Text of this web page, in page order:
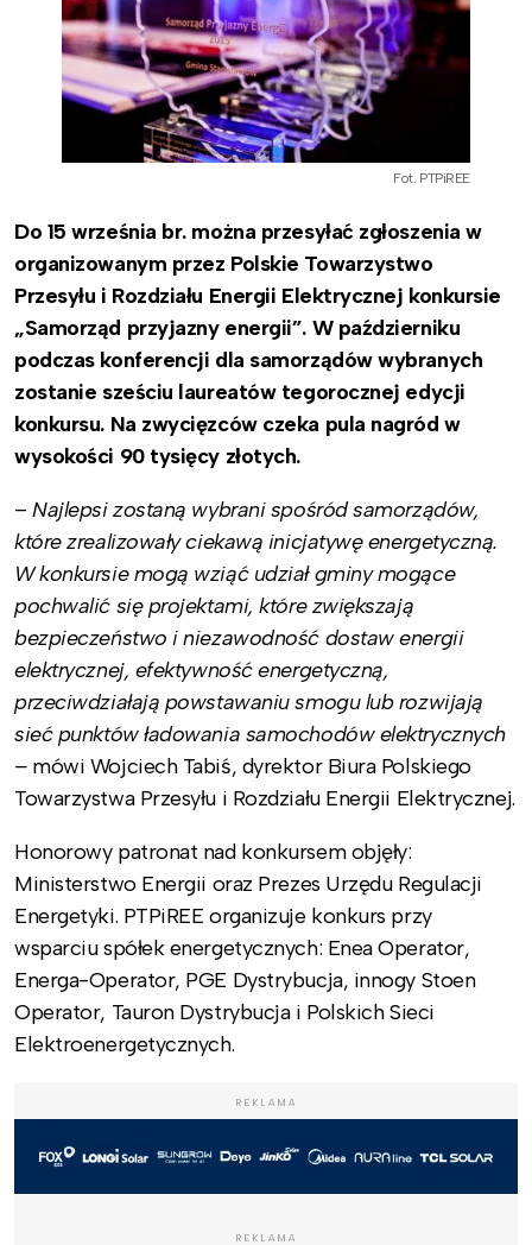
Fot. PTPiREE
Do 15 września br. można przesyłać zgłoszenia w
organizowanym przez Polskie Towarzystwo
Przesyłu i Rozdziału Energii Elektrycznej konkursie
„Samorząd przyjazny energii”. W październiku
podczas konferencji dla samorządów wybranych
zostanie sześciu laureatów tegorocznej edycji
konkursu. Na zwycięzców czeka pula nagród w
wysokości 90 tysięcy złotych.
– Najlepsi zostaną wybrani spośród samorządów,
które zrealizowały ciekawą inicjatywę energetyczną.
W konkursie mogą wziąć udział gminy mogące
pochwalić się projektami, które zwiększają
bezpieczeństwo i niezawodność dostaw energii
elektrycznej, efektywność energetyczną,
przeciwdziałają powstawaniu smogu lub rozwijają
sieć punktów ładowania samochodów elektrycznych
– mówi Wojciech Tabiś, dyrektor Biura Polskiego
Towarzystwa Przesyłu i Rozdziału Energii Elektrycznej.
Honorowy patronat nad konkursem objęły:
Ministerstwo Energii oraz Prezes Urzędu Regulacji
Energetyki. PTPiREE organizuje konkurs przy
wsparciu spółek energetycznych: Enea Operator,
Energa-Operator, PGE Dystrybucja, innogy Stoen
Operator, Tauron Dystrybucja i Polskich Sieci
Elektroenergetycznych.
REKLAMA
REKLAMA